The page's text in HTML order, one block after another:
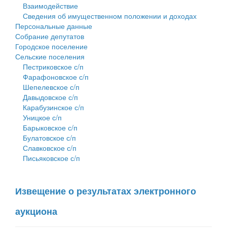
Взаимодействие
Сведения об имущественном положении и доходах
Персональные данные
Собрание депутатов
Городское поселение
Сельские поселения
Пестриковское с/п
Фарафоновское с/п
Шепелевское с/п
Давыдовское с/п
Карабузинское с/п
Уницкое с/п
Барыковское с/п
Булатовское с/п
Славковское с/п
Письяковское с/п
Извещение о результатах электронного
аукциона